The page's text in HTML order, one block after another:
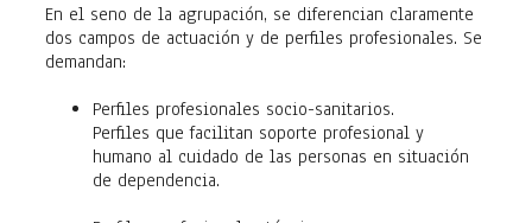
En el seno de la agrupación, se diferencian claramente
dos campos de actuación y de perfiles profesionales. Se
demandan:
Perfiles profesionales socio-sanitarios.
Perfiles que facilitan soporte profesional y
humano al cuidado de las personas en situación
de dependencia.